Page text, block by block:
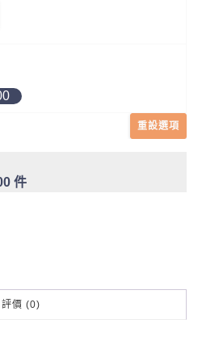
重設選項
件
評價 (0)